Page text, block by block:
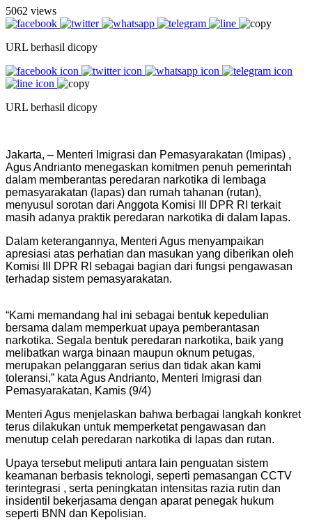
5062 views
URL berhasil dicopy
URL berhasil dicopy
Jakarta, – Menteri Imigrasi dan Pemasyarakatan (Imipas) ,
Agus Andrianto menegaskan komitmen penuh pemerintah
dalam memberantas peredaran narkotika di lembaga
pemasyarakatan (lapas) dan rumah tahanan (rutan),
menyusul sorotan dari Anggota Komisi III DPR RI terkait
masih adanya praktik peredaran narkotika di dalam lapas.
Dalam keterangannya, Menteri Agus menyampaikan
apresiasi atas perhatian dan masukan yang diberikan oleh
Komisi III DPR RI sebagai bagian dari fungsi pengawasan
terhadap sistem pemasyarakatan.
“Kami memandang hal ini sebagai bentuk kepedulian
bersama dalam memperkuat upaya pemberantasan
narkotika. Segala bentuk peredaran narkotika, baik yang
melibatkan warga binaan maupun oknum petugas,
merupakan pelanggaran serius dan tidak akan kami
toleransi,” kata Agus Andrianto, Menteri Imigrasi dan
Pemasyarakatan, Kamis (9/4)
Menteri Agus menjelaskan bahwa berbagai langkah konkret
terus dilakukan untuk memperketat pengawasan dan
menutup celah peredaran narkotika di lapas dan rutan.
Upaya tersebut meliputi antara lain penguatan sistem
keamanan berbasis teknologi, seperti pemasangan CCTV
terintegrasi , serta peningkatan intensitas razia rutin dan
insidentil bekerjasama dengan aparat penegak hukum
seperti BNN dan Kepolisian.